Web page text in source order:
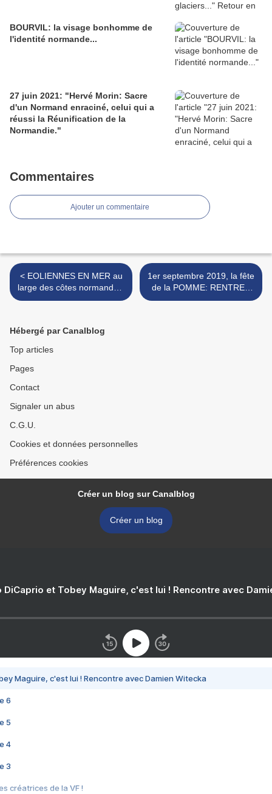
BOURVIL: la visage bonhomme de
l'identité normande...
27 juin 2021: "Hervé Morin: Sacre
d'un Normand enraciné, celui qui a
réussi la Réunification de la
Normandie."
Commentaires
Ajouter un commentaire
< EOLIENNES EN MER au
large des côtes normandes:
vous en reprendriez bien
1er septembre 2019, la fête
de la POMME: RENTREE
POLITIQUE d'Hervé
Hébergé par Canalblog
Top articles
Pages
Contact
Signaler un abus
C.G.U.
Cookies et données personnelles
Préférences cookies
Créer un blog sur Canalblog
Créer un blog
DiCaprio et Tobey Maguire, c'est lui ! Rencontre avec
Maguire, c'est lui ! Rencontre avec Damien Witecka
6
5
4
3
créatrices de la VF !